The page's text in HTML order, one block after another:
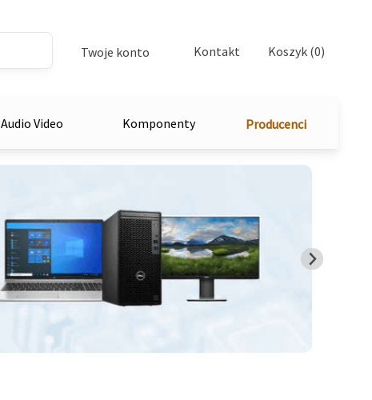
Twoje konto Kontakt Koszyk (0)
Audio Video Komponenty Producenci